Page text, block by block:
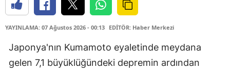
YAYINLAMA: 07 Ağustos 2026 - 00:13 EDİTÖR: Haber Merkezi
Japonya'nın Kumamoto eyaletinde meydana
gelen 7,1 büyüklüğündeki depremin ardından